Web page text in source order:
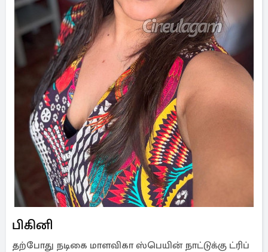
பிகினி
தற்போது நடிகை மாளவிகா ஸ்பெயின் நாட்டுக்கு ட்ரிப்